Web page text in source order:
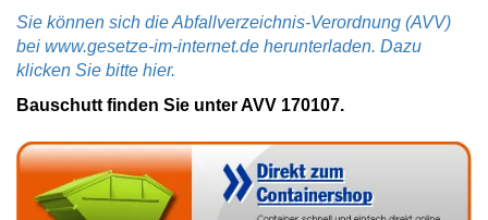
Sie können sich die Abfallverzeichnis-Verordnung (AVV)
bei www.gesetze-im-internet.de herunterladen. Dazu
klicken Sie bitte hier.
Bauschutt finden Sie unter AVV 170107.